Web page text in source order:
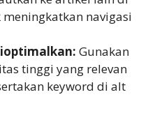
navigasi
Gunakan
tinggi yang relevan
keyword di alt